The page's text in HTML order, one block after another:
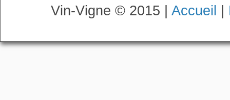
Vin-Vigne © 2015 | Accueil